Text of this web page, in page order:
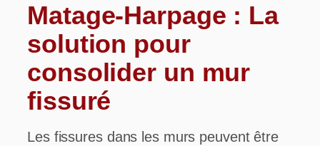
Matage-Harpage : La
solution pour
consolider un mur
fissuré
Les fissures dans les murs peuvent être